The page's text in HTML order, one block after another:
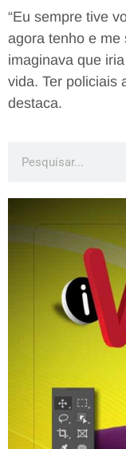
“Eu sempre tive
agora tenho e me
imaginava que
vida. Ter policiais
destaca.